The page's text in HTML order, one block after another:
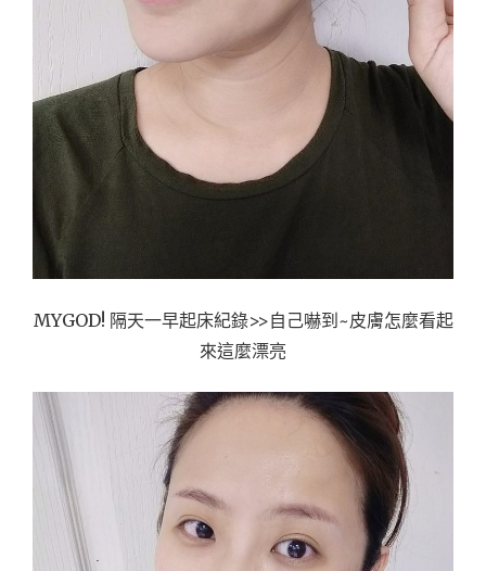
MYGOD! 隔天一早起床紀錄>>自己嚇到~皮膚怎麼看起
來這麼漂亮